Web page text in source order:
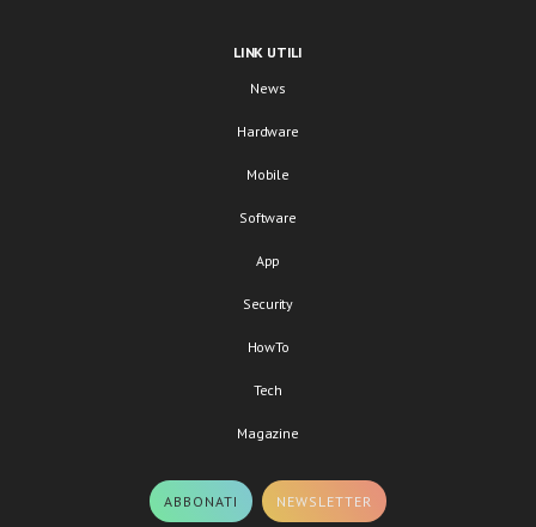
LINK UTILI
News
Hardware
Mobile
Software
App
Security
HowTo
Tech
Magazine
ABBONATI NEWSLETTER